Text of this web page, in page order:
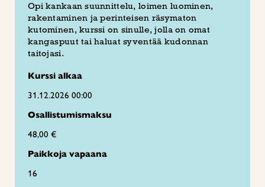
Opi kankaan suunnittelu, loimen luominen,
rakentaminen ja perinteisen räsymaton
kutominen, kurssi on sinulle, jolla on omat
kangaspuut tai haluat syventää kudonnan
taitojasi.
Kurssi alkaa
31.12.2026 00:00
Osallistumismaksu
48,00 €
Paikkoja vapaana
16